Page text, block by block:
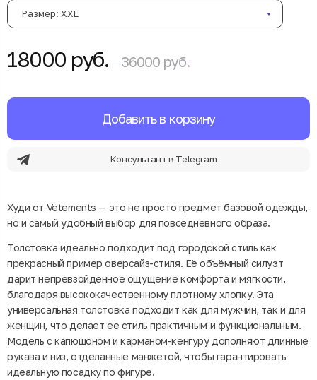
Размер: XXL
18000 руб. 36000 руб.
Добавить в корзину
Консультант в Telegram
Худи от Vetements — это не просто предмет базовой одежды,
но и самый удобный выбор для повседневного образа.
Толстовка идеально подходит под городской стиль как
прекрасный пример оверсайз-стиля. Её объёмный силуэт
дарит непревзойденное ощущение комфорта и мягкости,
благодаря высококачественному плотному хлопку. Эта
универсальная толстовка подходит как для мужчин, так и для
женщин, что делает ее стиль практичным и функциональным.
Модель с капюшоном и карманом-кенгуру дополняют длинные
рукава и низ, отделанные манжетой, чтобы гарантировать
идеальную посадку по фигуре.